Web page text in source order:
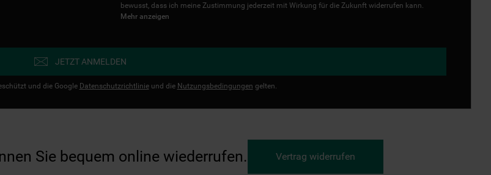
bewusst, dass ich meine Zustimmung jederzeit mit Wirkung für die Zukunft widerrufen kann.
Mehr anzeigen
JETZT ANMELDEN
und die Google Datenschutzrichtlinieund die Nutzungsbedingungen gelten.
Sie bequem online wiederrufen. Vertrag widerrufen